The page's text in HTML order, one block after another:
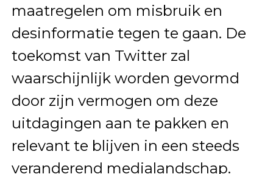
maatregelen om misbruik en
desinformatie tegen te gaan. De
toekomst van Twitter zal
waarschijnlijk worden gevormd
door zijn vermogen om deze
uitdagingen aan te pakken en
relevant te blijven in een steeds
veranderend medialandschap.